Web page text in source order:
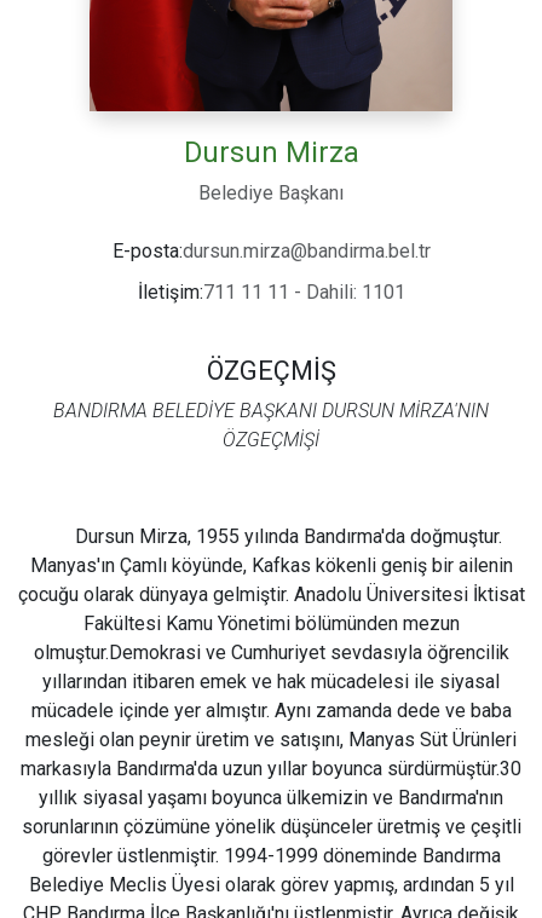
Dursun Mirza
Belediye Başkanı
E-posta:dursun.mirza@bandirma.bel.tr
İletişim:711 11 11 - Dahili: 1101
ÖZGEÇMİŞ
BANDIRMA BELEDİYE BAŞKANI DURSUN MİRZA'NIN
ÖZGEÇMİŞİ
Dursun Mirza, 1955 yılında Bandırma'da doğmuştur.
Manyas'ın Çamlı köyünde, Kafkas kökenli geniş bir ailenin
çocuğu olarak dünyaya gelmiştir. Anadolu Üniversitesi İktisat
Fakültesi Kamu Yönetimi bölümünden mezun
olmuştur.Demokrasi ve Cumhuriyet sevdasıyla öğrencilik
yıllarından itibaren emek ve hak mücadelesi ile siyasal
mücadele içinde yer almıştır. Aynı zamanda dede ve baba
mesleği olan peynir üretim ve satışını, Manyas Süt Ürünleri
markasıyla Bandırma'da uzun yıllar boyunca sürdürmüştür.30
yıllık siyasal yaşamı boyunca ülkemizin ve Bandırma'nın
sorunlarının çözümüne yönelik düşünceler üretmiş ve çeşitli
görevler üstlenmiştir. 1994-1999 döneminde Bandırma
Belediye Meclis Üyesi olarak görev yapmış, ardından 5 yıl
CHP Bandırma İlçe Başkanlığı'nı üstlenmiştir. Ayrıca değişik